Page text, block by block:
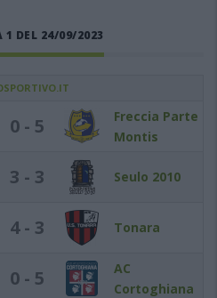
1 DEL 24/09/2023
0 - 5
Freccia Parte
Montis
3 - 3 Seulo 2010
4 - 3 Tonara
0 - 5
AC
Cortoghiana